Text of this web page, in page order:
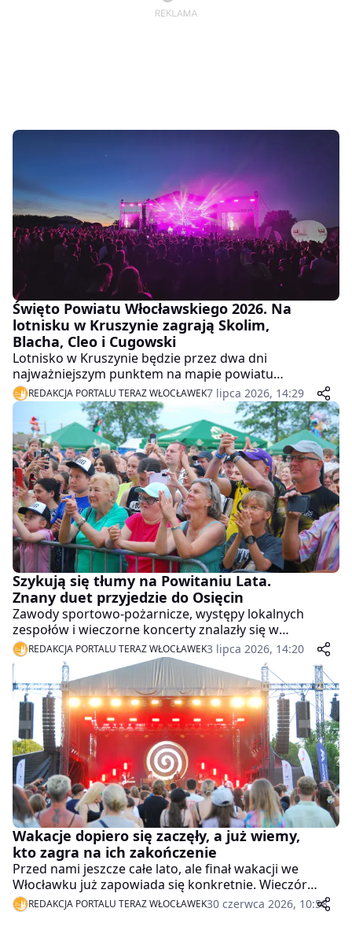
Święto Powiatu Włocławskiego 2026. Na
lotnisku w Kruszynie zagrają Skolim,
Blacha, Cleo i Cugowski
Lotnisko w Kruszynie będzie przez dwa dni
najważniejszym punktem na mapie powiatu
włocławskiego. W programie są koncerty, Festiwal
Smaku, pokazy lotnicze, atrakcje dla dzieci i wspólne
gotowanie.
REDAKCJA PORTALU TERAZ WŁOCŁAWEK7 lipca 2026, 14:29
Szykują się tłumy na Powitaniu Lata.
Znany duet przyjedzie do Osięcin
Zawody sportowo-pożarnicze, występy lokalnych
zespołów i wieczorne koncerty znalazły się w
programie Powitania Lata w Osięcinach. Impreza
odbędzie się na miejscowym stadionie sportowym.
REDAKCJA PORTALU TERAZ WŁOCŁAWEK3 lipca 2026, 14:20
Wakacje dopiero się zaczęły, a już wiemy,
kto zagra na ich zakończenie
Przed nami jeszcze całe lato, ale finał wakacji we
Włocławku już zapowiada się konkretnie. Wieczór
będzie też ważny dla kibiców Anwilu Włocławek.
REDAKCJA PORTALU TERAZ WŁOCŁAWEK30 czerwca 2026, 10:58